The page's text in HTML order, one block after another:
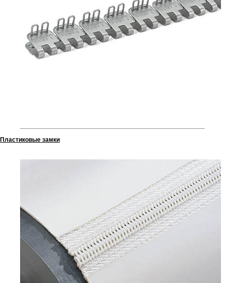
Пластиковые замки